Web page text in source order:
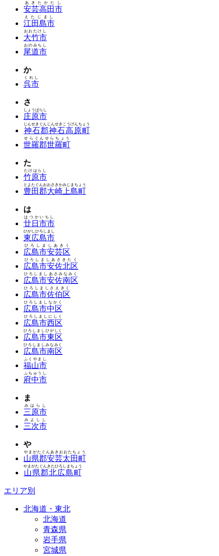
安芸高田市
あきたかたし
江田島市
えたじまし
大竹市
おおたけし
尾道市
おのみちし
か
呉市
くれし
さ
庄原市
しょうばらし
神石郡神石高原町
じんせきぐんじんせきこうげんちょう
世羅郡世羅町
せらぐんせらちょう
た
竹原市
たけはらし
豊田郡大崎上島町
とよたぐんおおさきかみじまちょう
は
廿日市市
はつかいちし
東広島市
ひがしひろしまし
広島市安芸区
ひろしましあきく
広島市安佐北区
ひろしましあさきたく
広島市安佐南区
ひろしましあさみなみく
広島市佐伯区
ひろしましさえきく
広島市中区
ひろしましなかく
広島市西区
ひろしましにしく
広島市東区
ひろしましひがしく
広島市南区
ひろしましみなみく
福山市
ふくやまし
府中市
ふちゅうし
ま
三原市
みはらし
三次市
みよしし
や
山県郡安芸太田町
やまがたぐんあきおおたちょう
山県郡北広島町
やまがたぐんきたひろしまちょう
エリア別
北海道・東北
北海道
青森県
岩手県
宮城県